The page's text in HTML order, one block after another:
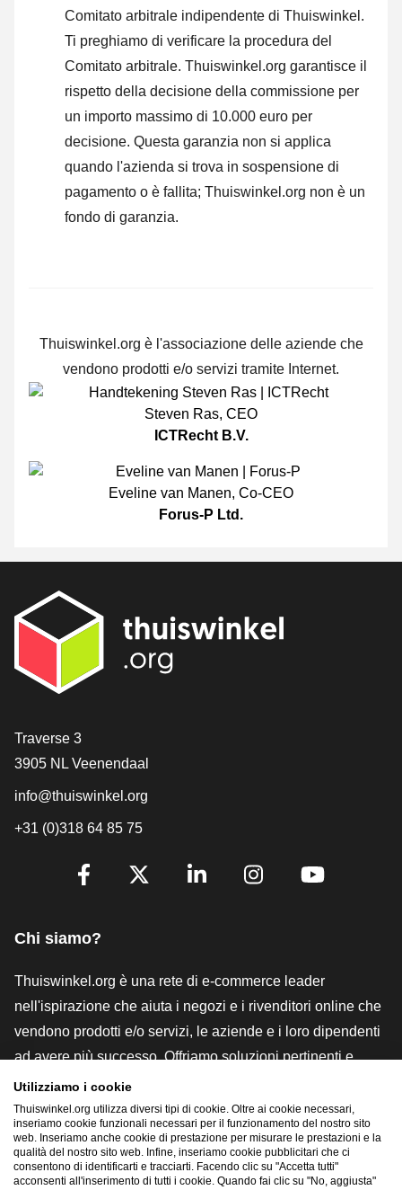
Comitato arbitrale indipendente di Thuiswinkel.
Ti preghiamo di verificare la procedura del
Comitato arbitrale. Thuiswinkel.org garantisce il
rispetto della decisione della commissione per
un importo massimo di 10.000 euro per
decisione. Questa garanzia non si applica
quando l'azienda si trova in sospensione di
pagamento o è fallita; Thuiswinkel.org non è un
fondo di garanzia.
Thuiswinkel.org è l'associazione delle aziende che
vendono prodotti e/o servizi tramite Internet.
Steven Ras, CEO
ICTRecht B.V.
Eveline van Manen, Co-CEO
Forus-P Ltd.
[_General:Contact]
Traverse 3
3905 NL Veenendaal
info@thuiswinkel.org
+31 (0)318 64 85 75
[_General:SocialMediaTitle]
Chi siamo?
Thuiswinkel.org è una rete di e-commerce leader
nell'ispirazione che aiuta i negozi e i rivenditori online che
vendono prodotti e/o servizi, le aziende e i loro dipendenti
ad avere più successo. Offriamo soluzioni pertinenti e
pratiche con vari marchi di fiducia, recensioni Thuiswinkel,
strumenti e consulenze legali, advocacy, ricerche di
mercato e disponiamo di una nostra piattaforma formativa,
la Thuiswinkel e-Academy.
Utilizziamo i cookie
Thuiswinkel.org utilizza diversi tipi di cookie. Oltre ai cookie necessari,
inseriamo cookie funzionali necessari per il funzionamento del nostro sito
web. Inseriamo anche cookie di prestazione per misurare le prestazioni e la
qualità del nostro sito web. Infine, inseriamo cookie pubblicitari che ci
consentono di identificarti e tracciarti. Facendo clic su "Accetta tutti"
acconsenti all'inserimento di tutti i cookie. Quando fai clic su "No, aggiusta"